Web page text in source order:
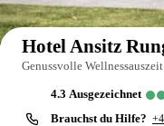
Hotel Ansitz
Genussvolle
4.3 ausgezeichnet
Brauchst du Hilfe?